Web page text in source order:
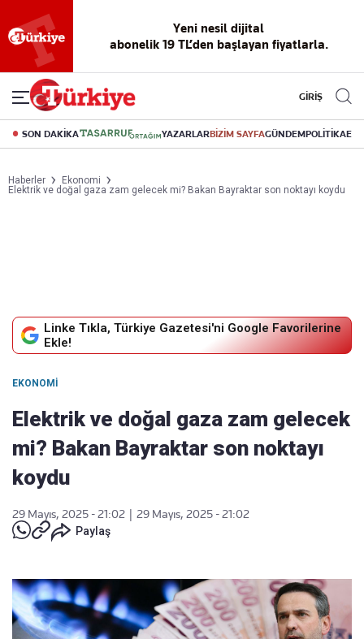
Yeni nesil dijital
abonelik 19 TL’den başlayan fiyatlarla.
GİRİŞ
SON DAKİKA YAZARLARBİZİM SAYFAGÜNDEMPOLİTİKA
Haberler
Ekonomi
Elektrik ve doğal gaza zam gelecek mi? Bakan Bayraktar son noktayı koydu
Linke Tıkla, Türkiye Gazetesi'ni Google Favorilerine
Ekle!
EKONOMI
Elektrik ve doğal gaza zam gelecek
mi? Bakan Bayraktar son noktayı
koydu
29 Mayıs, 2025 - 21:02
29 Mayıs, 2025 - 21:02
Paylaş